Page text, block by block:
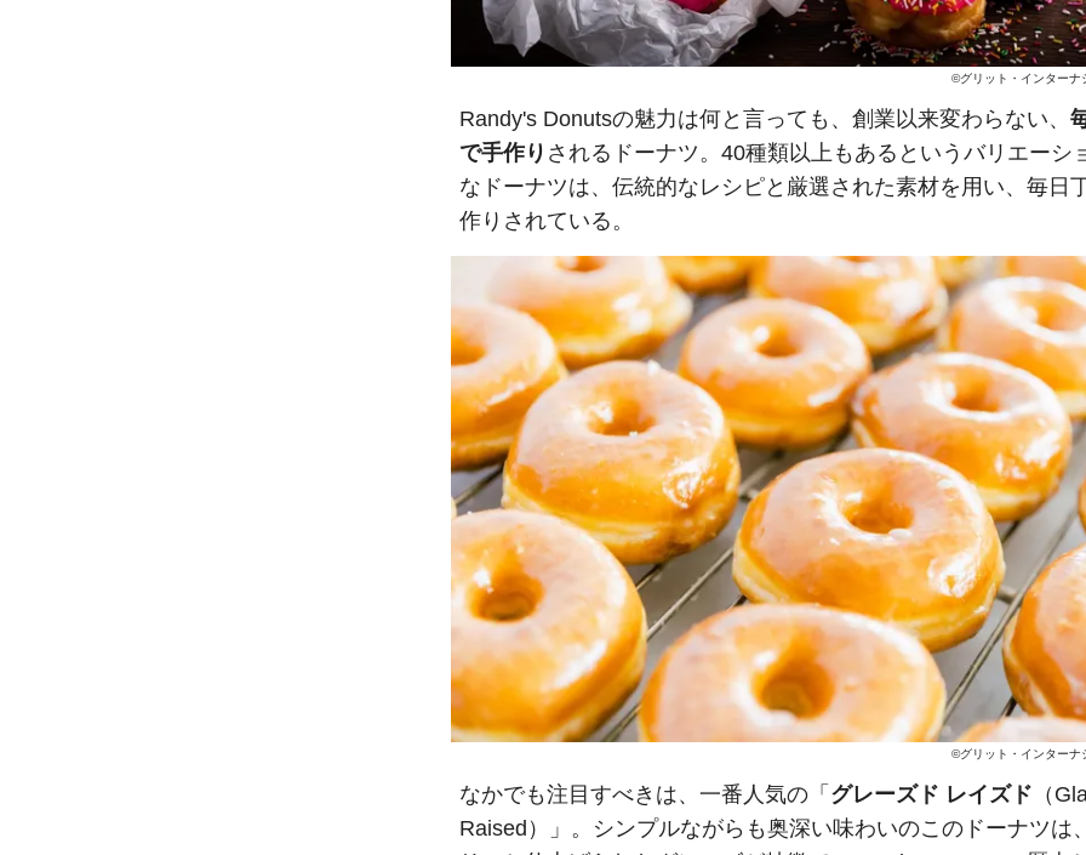
©グリット・インターナ
Randy's Donutsの魅力は何と言っても、創業以来変わらない、
で手作り されるドーナツ。40種類以上もあるというバリエーシ
なドーナツは、伝統的なレシピと厳選された素材を用い、毎日
作りされている。
©グリット・インターナ
なかでも注目すべきは、一番人気の「 グレーズド レイズド （
Raised）」。シンプルながらも奥深い味わいのこのドーナツは